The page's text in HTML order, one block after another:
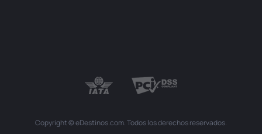
Copyright © eDestinos.com. Todos los derechos reservados.